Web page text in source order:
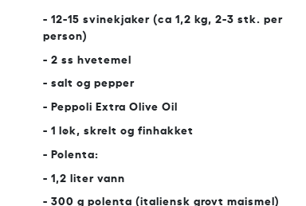
- 12-15 svinekjaker (ca 1,2 kg, 2-3 stk. per
person)
- 2 ss hvetemel
- salt og pepper
- Peppoli Extra Olive Oil
- 1 løk, skrelt og finhakket
- Polenta:
- 1,2 liter vann
- 300 g polenta (italiensk grovt maismel)